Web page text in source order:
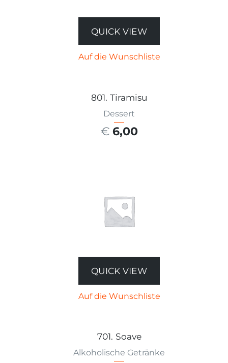
QUICK VIEW
Auf die Wunschliste
801. Tiramisu
Dessert
€ 6,00
QUICK VIEW
Auf die Wunschliste
701. Soave
Alkoholische Getränke